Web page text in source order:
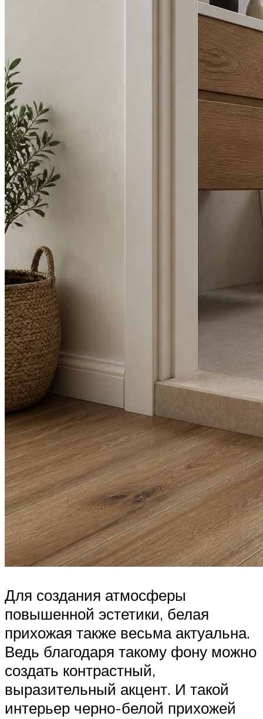
Для создания атмосферы
повышенной эстетики, белая
прихожая также весьма актуальна.
Ведь благодаря такому фону можно
создать контрастный,
выразительный акцент. И такой
интерьер черно-белой прихожей